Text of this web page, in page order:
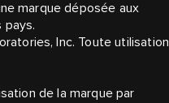
marque déposée aux
pays.
Inc. Toute utilisation
de la marque par